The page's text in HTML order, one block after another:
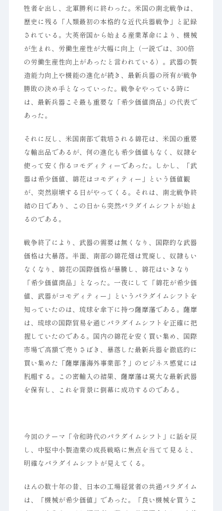
牲者を出し、北軍勝利に終わった。米国の南北戦争は、
歴史に残る「人類最初の本格的な近代兵器戦争」と記録
されている。大英帝国から始まる産業革命により、機械
が生まれ、労働生産性が大幅に向上（一説では、300倍
の労働生産性向上があったと言われている）。武器の製
造能力向上や機能の進化が続き、最新兵器の所有が戦争
勝敗の決め手となっていった。戦争をやっている時に
は、最新兵器こそ最も重要な「希少価値商品」の代表で
あった。
それに反し、米国南部で栽培される綿花は、米国の重要
な輸出品であるが、何の進化も希少価値もなく、奴隷を
使って安く作るコモディティーであった。しかし、「武
器は希少価値、綿花はコモディティー」という価値観
が、突然崩壊する日がやってくる。それは、南北戦争終
結の日であり、この日から突然パラダイムシフトが始ま
るのである。
戦争終了により、武器の需要は無くなり、国際的な武器
価格は大暴落。半面、南部の綿花畑は荒廃し、奴隷もい
なくなり、綿花の国際価格が暴騰し、綿花はいきなり
「希少価値商品」となった。一夜にして「綿花が希少価
値、武器がコモディティー」というパラダイムシフトを
知っていたのは、琉球を傘下に持つ薩摩藩である。薩摩
は、琉球の国際貿易を通じパラダイムシフトを正確に把
握していたのである。国内の綿花を安く買い集め、国際
市場で高額で売りさばき、暴落した最新兵器を徹底的に
買い集めた「薩摩藩海外事業部？」のビジネス感覚には
脱帽する。この密輸入の結果、薩摩藩は莫大な最新武器
を保有し、これを背景に倒幕に成功するのである。
今回のテーマ「令和時代のパラダイムシフト」に話を戻
し、中堅中小製造業の成長戦略に焦点を当てて見ると、
明確なパラダイムシフトが見えてくる。
ほんの数十年の昔、日本の工場経営者の共通パラダイム
は、「機械が希少価値」であった。「良い機械を買うこ